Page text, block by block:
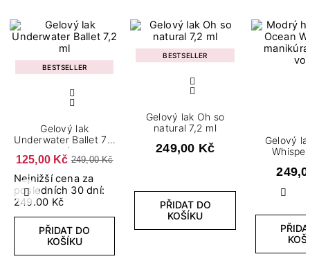
Předchozí Další
BESTSELLER
Gelový lak
Underwater Ballet​ 7,2
ml
125,00 Kč 249,00 Kč
Nejnižší cena za
posledních 30 dní:
249.00 Kč
PŘIDAT DO
KOŠÍKU
BESTSELLER
Gelový lak Oh so
natural 7,2 ml
249,00 Kč
PŘIDAT DO
KOŠÍKU
Gelový